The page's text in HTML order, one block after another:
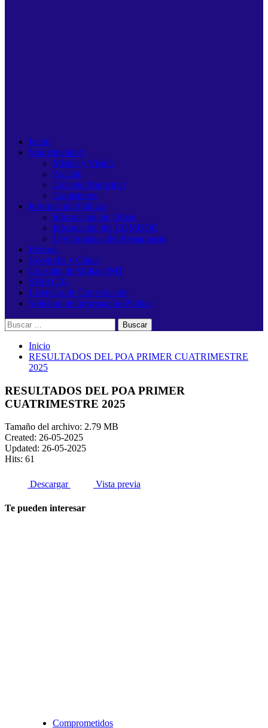
Inicio
Municipalidad
Misión y Visión
Alcalde
Concejo Municipal
Comisiones
Información Pública
Información de Oficio
Información del COMUDE
Ley Orgánica del Presupuesto
Historia
Geografía y Clima
Consulta de Multas PMT
SINACIG
Licencias de Construcción
Solicitud de Información Pública
Buscar:
Inicio
RESULTADOS DEL POA PRIMER CUATRIMESTRE
2025
RESULTADOS DEL POA PRIMER
CUATRIMESTRE 2025
Tamaño del archivo: 2.79 MB
Created: 26-05-2025
Updated: 26-05-2025
Hits: 61
Descargar Vista previa
Te pueden interesar
Comprometidos